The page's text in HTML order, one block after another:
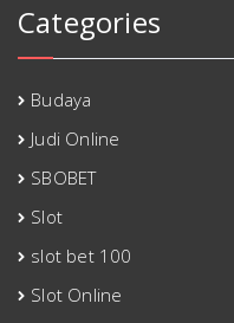
Categories
Budaya
Judi Online
SBOBET
Slot
slot bet 100
Slot Online